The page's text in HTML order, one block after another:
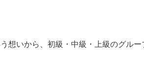
想いから、初級・中級・上級のグルー